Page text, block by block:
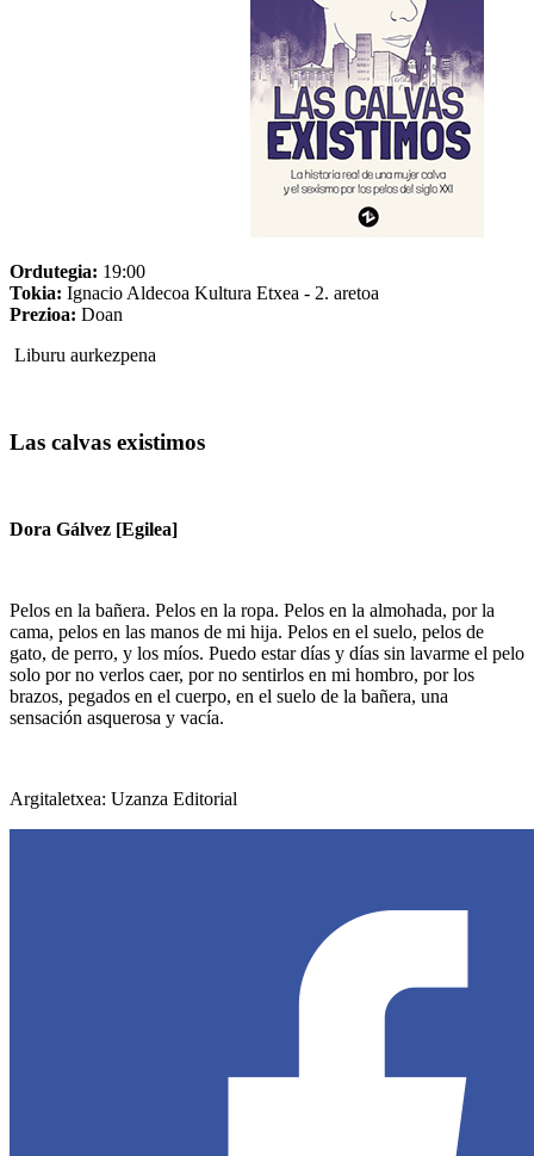
Ordutegia: 19:00
Tokia: Ignacio Aldecoa Kultura Etxea - 2. aretoa
Prezioa: Doan
Liburu aurkezpena
Las calvas existimos
Dora Gálvez [Egilea]
Pelos en la bañera. Pelos en la ropa. Pelos en la almohada, por la
cama, pelos en las manos de mi hija. Pelos en el suelo, pelos de
gato, de perro, y los míos. Puedo estar días y días sin lavarme el pelo
solo por no verlos caer, por no sentirlos en mi hombro, por los
brazos, pegados en el cuerpo, en el suelo de la bañera, una
sensación asquerosa y vacía.
Argitaletxea: Uzanza Editorial